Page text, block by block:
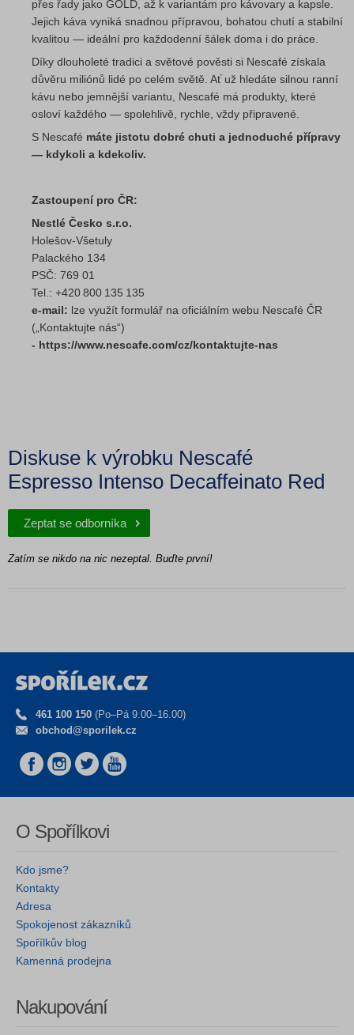
přes řady jako GOLD, až k variantám pro kávovary a kapsle.
Jejich káva vyniká snadnou přípravou, bohatou chutí a stabilní
kvalitou — ideální pro každodenní šálek doma i do práce.
Díky dlouholeté tradici a světové pověsti si Nescafé získala
důvěru miliónů lidé po celém světě. Ať už hledáte silnou ranní
kávu nebo jemnější variantu, Nescafé má produkty, které
osloví každého — spolehlivě, rychle, vždy připravené.
S Nescafé máte jistotu dobré chuti a jednoduché přípravy
— kdykoli a kdekoliv.
Zastoupení pro ČR:
Nestlé Česko s.r.o.
Holešov‑Všetuly
Palackého 134
PSČ: 769 01
Tel.: +420 800 135 135
e-mail: lze využít formulář na oficiálním webu Nescafé ČR
(„Kontaktujte nás“)
- https://www.nescafe.com/cz/kontaktujte-nas
Diskuse k výrobku Nescafé
Espresso Intenso Decaffeinato Red
Zeptat se odborníka
Zatím se nikdo na nic nezeptal. Buďte první!
461 100 150 (Po–Pá 9.00–16.00)
obchod@sporilek.cz
O Spořílkovi
Kdo jsme?
Kontakty
Adresa
Spokojenost zákazníků
Spořílkův blog
Kamenná prodejna
Nakupování